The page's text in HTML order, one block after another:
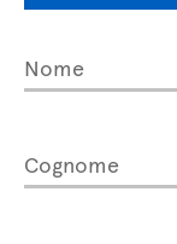
Nome
Cognome